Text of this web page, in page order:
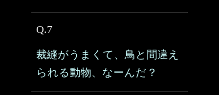
Q.7
裁縫がうまくて、鳥と間違え
られる動物、なーんだ？